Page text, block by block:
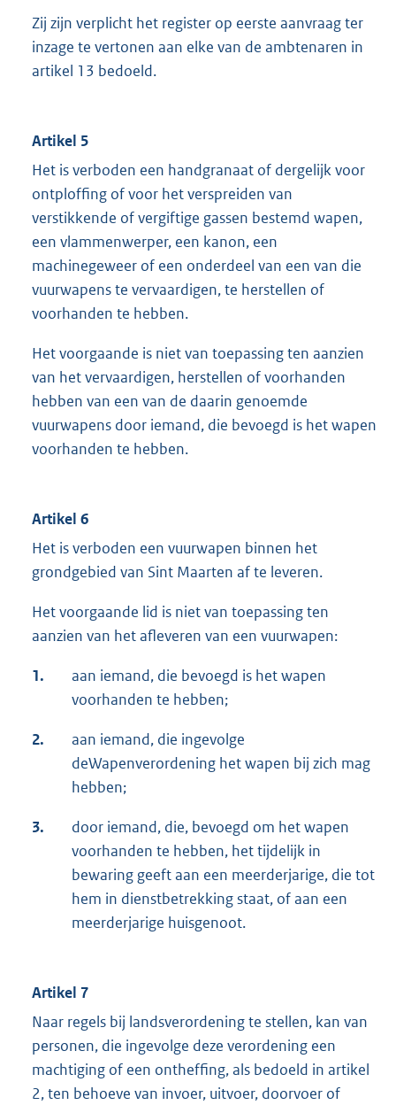
Zij zijn verplicht het register op eerste aanvraag ter
inzage te vertonen aan elke van de ambtenaren in
artikel 13 bedoeld.
Artikel 5
Het is verboden een handgranaat of dergelijk voor
ontploffing of voor het verspreiden van
verstikkende of vergiftige gassen bestemd wapen,
een vlammenwerper, een kanon, een
machinegeweer of een onderdeel van een van die
vuurwapens te vervaardigen, te herstellen of
voorhanden te hebben.
Het voorgaande is niet van toepassing ten aanzien
van het vervaardigen, herstellen of voorhanden
hebben van een van de daarin genoemde
vuurwapens door iemand, die bevoegd is het wapen
voorhanden te hebben.
Artikel 6
Het is verboden een vuurwapen binnen het
grondgebied van Sint Maarten af te leveren.
Het voorgaande lid is niet van toepassing ten
aanzien van het afleveren van een vuurwapen:
1.
aan iemand, die bevoegd is het wapen
voorhanden te hebben;
2.
aan iemand, die ingevolge
deWapenverordening het wapen bij zich mag
hebben;
3.
door iemand, die, bevoegd om het wapen
voorhanden te hebben, het tijdelijk in
bewaring geeft aan een meerderjarige, die tot
hem in dienstbetrekking staat, of aan een
meerderjarige huisgenoot.
Artikel 7
Naar regels bij landsverordening te stellen, kan van
personen, die ingevolge deze verordening een
machtiging of een ontheffing, als bedoeld in artikel
2, ten behoeve van invoer, uitvoer, doorvoer of